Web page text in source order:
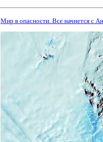
Мир в опасности. Все начнется с